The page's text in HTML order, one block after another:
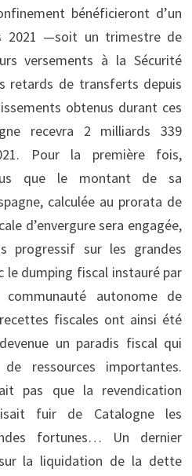
bénéficieront d’un
2021 —soit un trimestre de
versements à la Sécurité
retards de transferts depuis
obtenus durant ces
recevra 2 milliards 339
Pour la première fois,
que le montant de sa
calculée au prorata de
d’envergure sera engagée,
progressif sur les grandes
le dumping fiscal instauré par
autonome de
fiscales ont ainsi été
un paradis fiscal qui
ressources importantes.
pas que la revendication
fuir de Catalogne les
fortunes… Un dernier
la liquidation de la dette